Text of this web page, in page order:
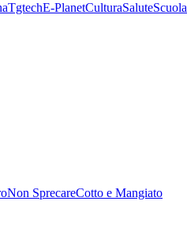
TgtechE-PlanetCulturaSaluteScuola
Non SprecareCotto e Mangiato